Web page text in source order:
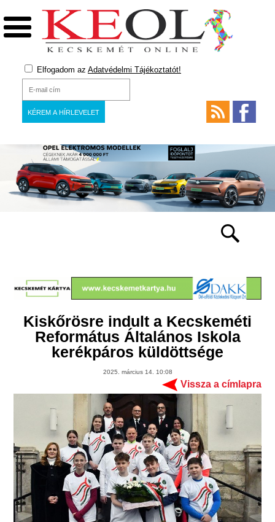
Elfogadom az Adatvédelmi Tájékoztatót!
Kiskőrösre indult a Kecskeméti
Református Általános Iskola
kerékpáros küldöttsége
2025. március 14. 10:08
Vissza a címlapra